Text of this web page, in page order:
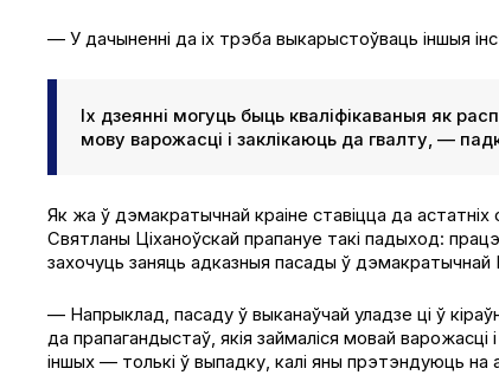
— У дачыненні да іх трэба выкарыстоўваць іншыя
Іх дзеянні могуць быць кваліфікаваныя як
мову варожасці і заклікаюць да гвалту, —
Як жа ў дэмакратычнай краіне ставіцца да
Святланы Ціханоўскай прапануе такі падыход:
захочуць заняць адказныя пасады ў дэмакратычнай
— Напрыклад, пасаду ў выканаўчай уладзе ці ў
да прапагандыстаў, якія займаліся мовай варожасці
іншых — толькі ў выпадку, калі яны прэтэндуюць